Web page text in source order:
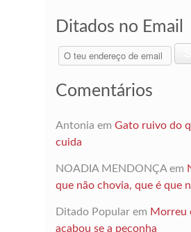
Ditados no Email
O
teu
de
Comentários
Antonia em Gato ruivo do
cuida
NOADIA MENDONÇAem
que não chovia, que é que
Ditado Popularem Morreu
acabou se a peçonha